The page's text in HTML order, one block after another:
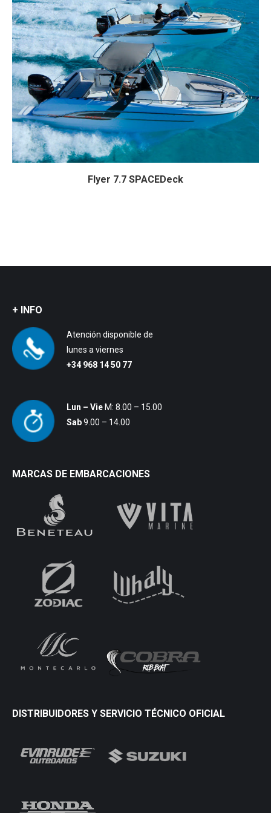
Flyer 7.7 SPACEDeck
+ INFO
Atención disponible de
lunes a viernes
+34 968 14 50 77
Lun – Vie M: 8.00 – 15.00
Sab9.00 – 14.00
MARCAS DE EMBARCACIONES
DISTRIBUIDORES Y SERVICIO TÉCNICO OFICIAL